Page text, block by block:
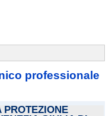
professionale